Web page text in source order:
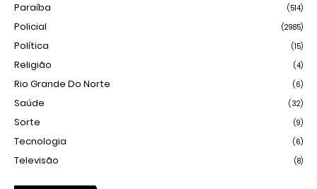
Paraíba (514)
Policial (2985)
Política (15)
Religião (4)
Rio Grande Do Norte (6)
Saúde (32)
Sorte (9)
Tecnologia (6)
Televisão (8)